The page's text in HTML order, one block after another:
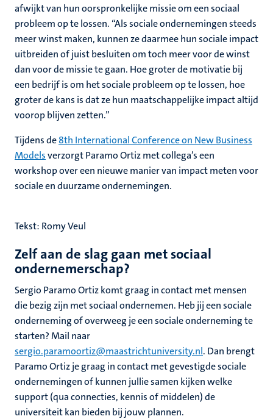
afwijkt van hun oorspronkelijke missie om een sociaal
probleem op te lossen. “Als sociale ondernemingen steeds
meer winst maken, kunnen ze daarmee hun sociale impact
uitbreiden of juist besluiten om toch meer voor de winst
dan voor de missie te gaan. Hoe groter de motivatie bij
een bedrijf is om het sociale probleem op te lossen, hoe
groter de kans is dat ze hun maatschappelijke impact altijd
voorop blijven zetten.”
Tijdens de8th International Conference on New Business
Modelsverzorgt Paramo Ortiz met collega’s een
workshop over een nieuwe manier van impact meten voor
sociale en duurzame ondernemingen.
Tekst: Romy Veul
Zelf aan de slag gaan met sociaal
ondernemerschap?
Sergio Paramo Ortiz komt graag in contact met mensen
die bezig zijn met sociaal ondernemen. Heb jij een sociale
onderneming of overweeg je een sociale onderneming te
starten? Mail naar
sergio.paramoortiz@maastrichtuniversity.nl. Dan brengt
Paramo Ortiz je graag in contact met gevestigde sociale
ondernemingen of kunnen jullie samen kijken welke
support (qua connecties, kennis of middelen) de
universiteit kan bieden bij jouw plannen.